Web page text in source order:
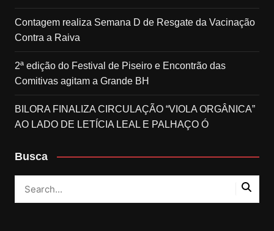
Contagem realiza Semana D de Resgate da Vacinação
Contra a Raiva
2ª edição do Festival de Piseiro e Encontrão das
Comitivas agitam a Grande BH
BILORA FINALIZA CIRCULAÇÃO “VIOLA ORGÂNICA”
AO LADO DE LETÍCIA LEAL E PALHAÇO Ó
Busca